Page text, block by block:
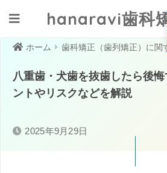
hanaravi歯科
ホーム 歯科矯正（歯列矯正）に関する
八重歯・犬歯を抜歯したら後
ントやリスクなどを解説
2025年9月29日